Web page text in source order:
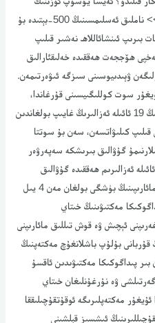
<<ئەسىر شەرقى تۈركىستان >> ناملىق ئەسلىمسىنىڭ 500-بېتىدە بۇ
بىرىپ ئىنشائاللاھ نەشىر قىلىپ
ھۆججەت ھەققىدە خەلىقئارالىق
ۋېىدىيوسىنى سىزگە ئىۋەرتىمەن.
سوت كوللىگىيسىنى قۇرغاندا،
ئۈزى ماڭا ئالاھىدە تاپىلاپ سىنىڭ 19 ئائىلە ئەزالىرىڭ غايىپ بولغاندىن
قىلىپ كىلىۋاتسەن، سەن بۇ سوتتا
گۇۋالىق بىرىشكە سەپەرۋەر
قىل دىگەن. مەن 2-سوتتا 19 ئائىلە ئەزالىرىم ھەققىدە گۇۋالىق
بىرىشتىن باشقا ئۇيغۇر مىللىي مائارىپىنىڭ بۈشگى بولغان مەن 4 يىل
مەكتىۋىنىڭ خىتاي
يىلدىكى غەرىپنى ئېچىش ۋە قوش تىللىق مائارىپنى
قۇربانى بۇلۇپ باشلانغۇچ مەكتەپنىڭ
بىر پىداگوكىكا مەكتىۋىدىن ئاقسۇ
ۋە نۇرغۇنلىغان خىتاي
ئۇيغۇر مەكتەپلىرىگە ئوقۇتقۇچىلىققا
ئىشسىز قېلشىنى